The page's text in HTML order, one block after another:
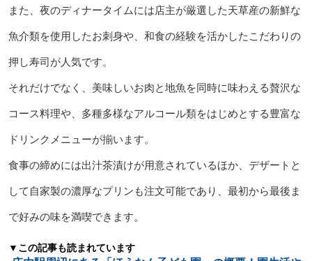
また、夜のディナータイムには店主が厳選した天草産の新鮮な
魚介類を使用したお刺身や、和食の経験を活かしたこだわりの
押し寿司が人気です。
それだけでなく、美味しいお肉と地魚を同時に味わえる贅沢な
コース料理や、多種多様なアルコール類をはじめとする豊富な
ドリンクメニューが揃います。
食事の締めには出汁茶漬けが用意されているほか、デザートと
して自家製の濃厚なプリンも注文可能であり、最初から最後ま
で好みの味を満喫できます。
▼この記事も読まれています